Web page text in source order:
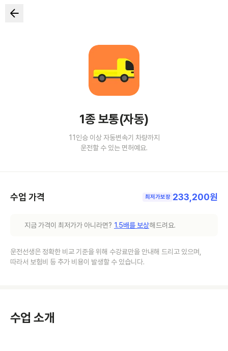
1종 보통(자동)
11인승 이상 자동변속기 차량까지
운전할 수 있는 면허예요.
수업 가격 최저가보장 233,200원
지금 가격이 최저가가 아니라면? 1.5배를 보상해드려요.
운전선생은 정확한 비교 기준을 위해 수강료만을 안내해 드리고 있으며,
따라서 보험비 등 추가 비용이 발생할 수 있습니다.
수업 소개